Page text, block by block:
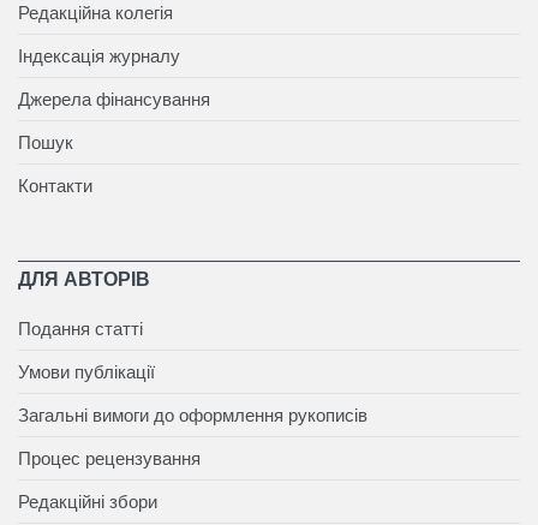
Редакційна колегія
Індексація журналу
Джерела фінансування
Пошук
Контакти
ДЛЯ АВТОРІВ
Подання статті
Умови публікації
Загальні вимоги до оформлення рукописів
Процес рецензування
Редакційні збори